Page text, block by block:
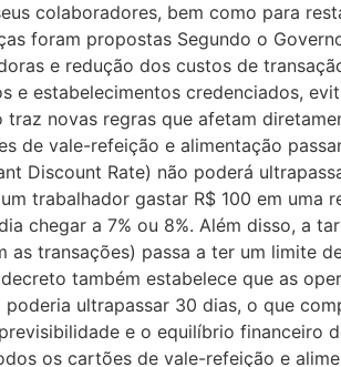
colaboradores, bem como para
foram propostas Segundo o
e redução dos custos de
e estabelecimentos credenciados,
novas regras que afetam
de vale-refeição e alimentação
Discount Rate) não poderá
trabalhador gastar R$ 100 em uma
chegar a 7% ou 8%. Além disso, a
transações) passa a ter um limite
também estabelece que as
ultrapassar 30 dias, o que
e o equilíbrio financeiro
os cartões de vale-refeição e